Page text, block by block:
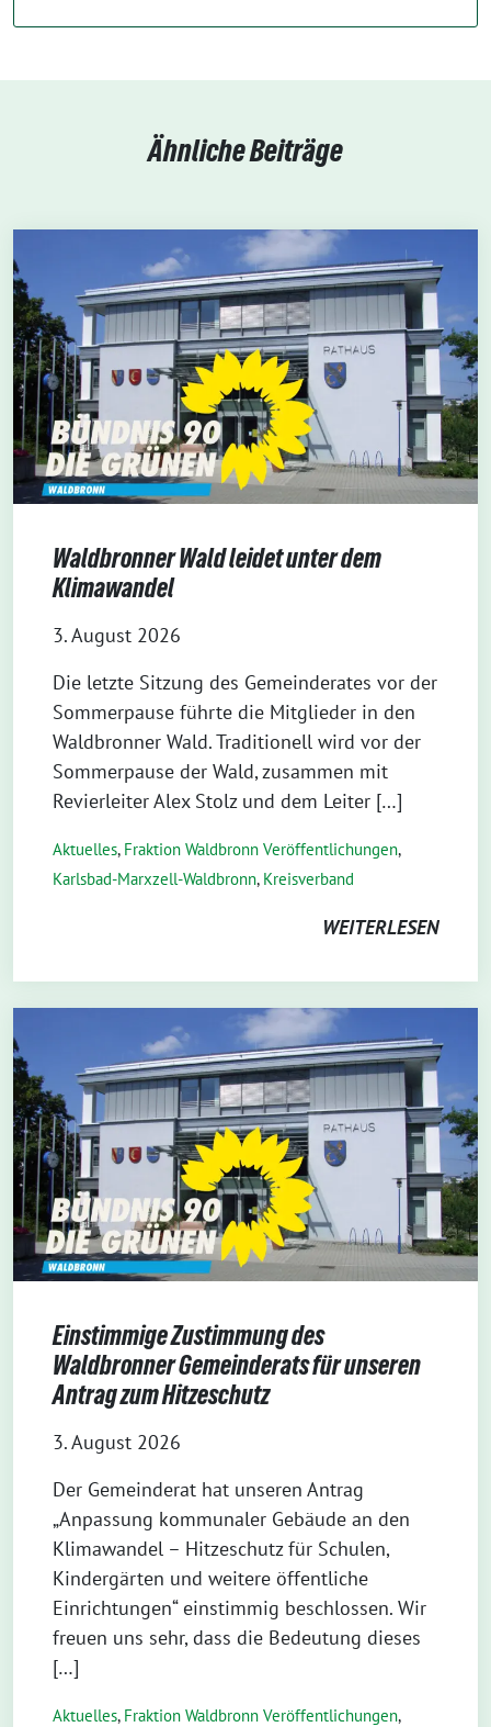
Ähnliche Beiträge
Waldbronner Wald leidet unter dem
Klimawandel
3. August 2026
Die letzte Sitzung des Gemeinderates vor der
Sommerpause führte die Mitglieder in den
Waldbronner Wald. Traditionell wird vor der
Sommerpause der Wald, zusammen mit
Revierleiter Alex Stolz und dem Leiter […]
Aktuelles, Fraktion Waldbronn Veröffentlichungen,
Karlsbad-Marxzell-Waldbronn, Kreisverband
WEITERLESEN
Einstimmige Zustimmung des
Waldbronner Gemeinderats für unseren
Antrag zum Hitzeschutz
3. August 2026
Der Gemeinderat hat unseren Antrag
„Anpassung kommunaler Gebäude an den
Klimawandel – Hitzeschutz für Schulen,
Kindergärten und weitere öffentliche
Einrichtungen“ einstimmig beschlossen. Wir
freuen uns sehr, dass die Bedeutung dieses
[…]
Aktuelles, Fraktion Waldbronn Veröffentlichungen,